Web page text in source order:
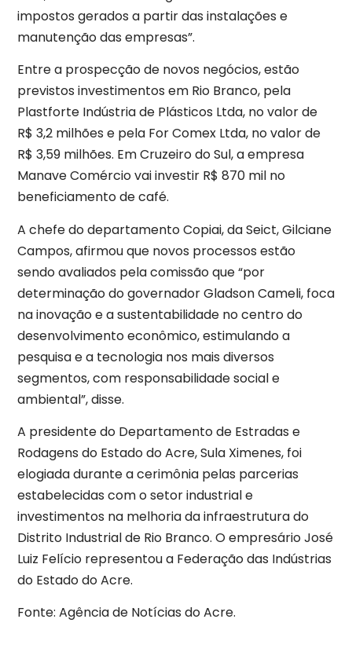
impostos gerados a partir das instalações e
manutenção das empresas”.
Entre a prospecção de novos negócios, estão
previstos investimentos em Rio Branco, pela
Plastforte Indústria de Plásticos Ltda, no valor de
R$ 3,2 milhões e pela For Comex Ltda, no valor de
R$ 3,59 milhões. Em Cruzeiro do Sul, a empresa
Manave Comércio vai investir R$ 870 mil no
beneficiamento de café.
A chefe do departamento Copiai, da Seict, Gilciane
Campos, afirmou que novos processos estão
sendo avaliados pela comissão que “por
determinação do governador Gladson Cameli, foca
na inovação e a sustentabilidade no centro do
desenvolvimento econômico, estimulando a
pesquisa e a tecnologia nos mais diversos
segmentos, com responsabilidade social e
ambiental”, disse.
A presidente do Departamento de Estradas e
Rodagens do Estado do Acre, Sula Ximenes, foi
elogiada durante a cerimônia pelas parcerias
estabelecidas com o setor industrial e
investimentos na melhoria da infraestrutura do
Distrito Industrial de Rio Branco. O empresário José
Luiz Felício representou a Federação das Indústrias
do Estado do Acre.
Fonte: Agência de Notícias do Acre.